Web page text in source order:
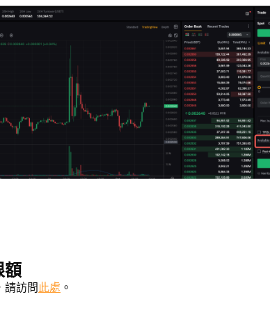
額
請訪問 此處 。